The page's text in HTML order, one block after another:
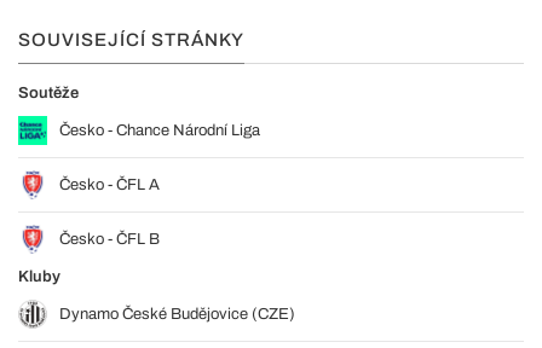
SOUVISEJÍCÍ STRÁNKY
Soutěže
Česko - Chance Národní Liga
Česko - ČFL A
Česko - ČFL B
Kluby
Dynamo České Budějovice (CZE)